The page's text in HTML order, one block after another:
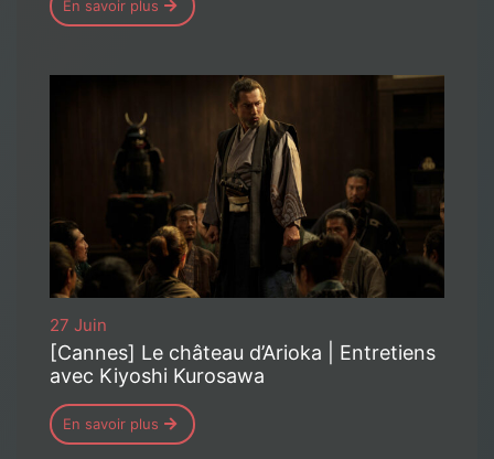
En savoir plus
27 Juin
[Cannes] Le château d’Arioka | Entretiens
avec Kiyoshi Kurosawa
En savoir plus